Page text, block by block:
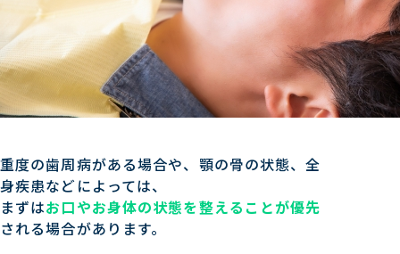
重度の歯周病がある場合や、顎の骨の状態、全
身疾患などによっては、
まずはお口やお身体の状態を整えることが優先
される場合があります。